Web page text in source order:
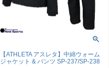
【ATHLETA アスレタ】中綿ウォーム
ジャケット & パンツ SP-237/SP-238